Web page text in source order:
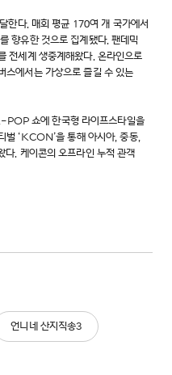
한다. 매회 평균 170여 개 국가에서
향유한 것으로 집계됐다. 팬데믹
전세계 생중계해왔다. 온라인으로
스에서는 가상으로 즐길 수 있는
쇼에 한국형 라이프스타일을
벌 ‘KCON’을 통해 아시아, 중동,
. 케이콘의 오프라인 누적 관객
언니네 산지직송3